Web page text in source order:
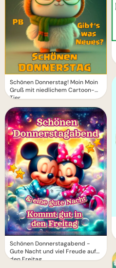
Schönen Donnerstag! Moin Moin
Gruß mit niedlichem Cartoon-
Tier
Schönen Donnerstagabend -
Gute Nacht und viel Freude auf
den Freitag